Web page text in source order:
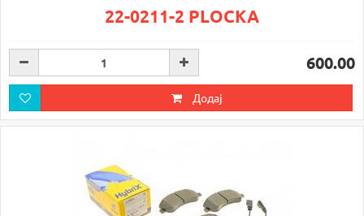
22-0211-2 PLOCKA
600.00
Додај